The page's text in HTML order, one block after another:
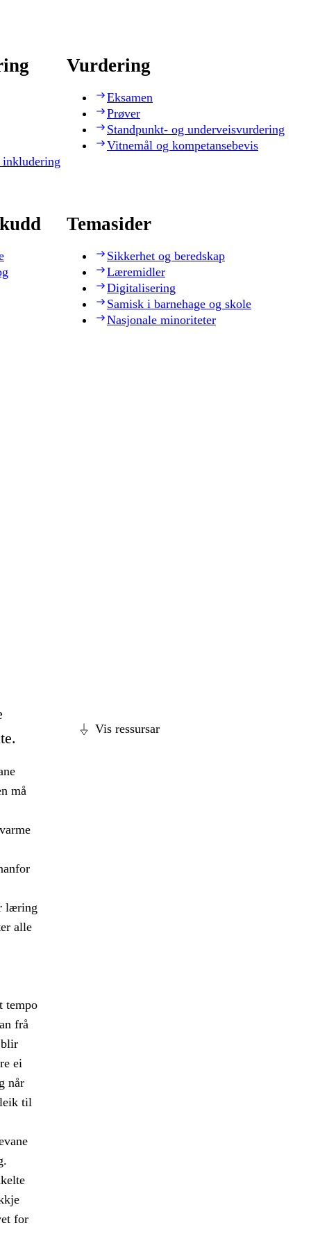
Vurdering
Eksamen
Prøver
Standpunkt- og underveisvurdering
Vitnemål og kompetansebevis
Temasider
Sikkerhet og beredskap
Læremidler
Digitalisering
Samisk i barnehage og skole
Nasjonale minoriteter
Vis ressursar
må
læring
alle
tempo
frå
ei
når
til
for